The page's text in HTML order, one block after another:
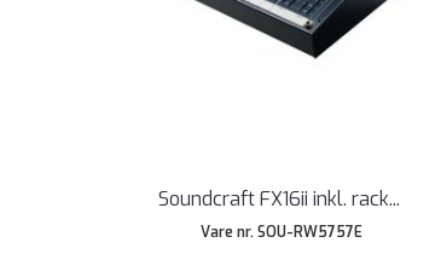
Soundcraft FX16ii inkl. rack...
Vare nr. SOU-RW5757E